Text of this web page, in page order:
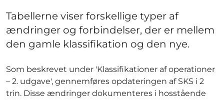
Tabellerne viser forskellige typer af
ændringer og forbindelser, der er mellem
den gamle klassifikation og den nye.
Som beskrevet under 'Klassifikationer af operationer
– 2. udgave', gennemføres opdateringen af SKS i 2
trin. Disse ændringer dokumenteres i hosstående